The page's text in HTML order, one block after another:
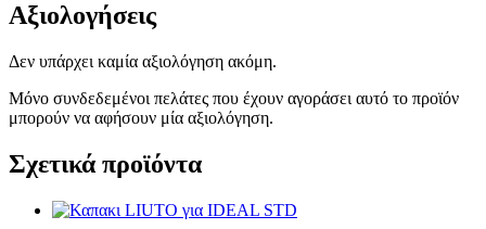
Αξιολογήσεις
Δεν υπάρχει καμία αξιολόγηση ακόμη.
Μόνο συνδεδεμένοι πελάτες που έχουν αγοράσει αυτό το προϊόν
μπορούν να αφήσουν μία αξιολόγηση.
Σχετικά προϊόντα